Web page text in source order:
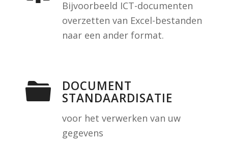
Bijvoorbeeld ICT-documenten
overzetten van Excel-bestanden
naar een ander format.
DOCUMENT
STANDAARDISATIE
voor het verwerken van uw
gegevens